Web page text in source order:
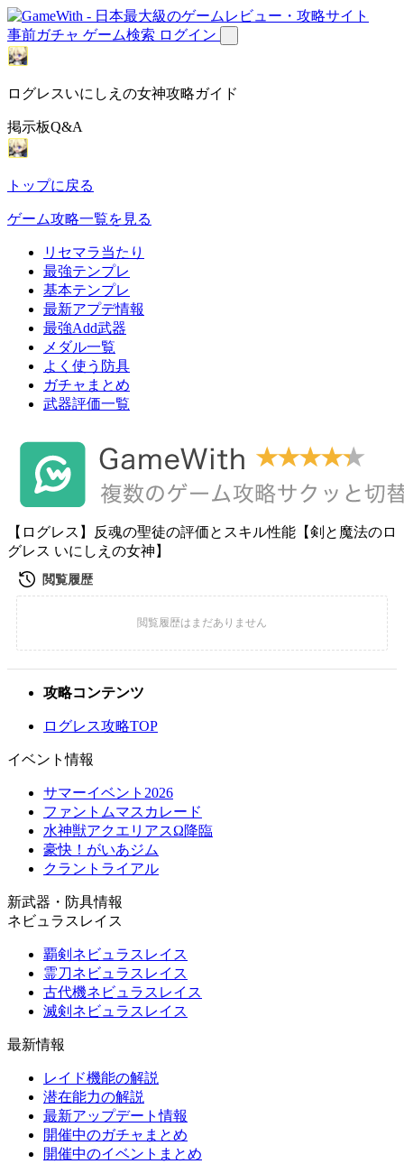
事前ガチャ ゲーム検索 ログイン
ログレスいにしえの女神攻略ガイド
掲示板Q&A
トップに戻る
ゲーム攻略一覧を見る
リセマラ当たり
最強テンプレ
基本テンプレ
最新アプデ情報
最強Add武器
メダル一覧
よく使う防具
ガチャまとめ
武器評価一覧
【ログレス】反魂の聖徒の評価とスキル性能【剣と魔法のロ
グレス いにしえの女神】
攻略コンテンツ
ログレス攻略TOP
イベント情報
サマーイベント2026
ファントムマスカレード
水神獣アクエリアスΩ降臨
豪快！がいあジム
クラントライアル
新武器・防具情報
ネビュラスレイス
覇剣ネビュラスレイス
霊刀ネビュラスレイス
古代機ネビュラスレイス
滅剣ネビュラスレイス
最新情報
レイド機能の解説
潜在能力の解説
最新アップデート情報
開催中のガチャまとめ
開催中のイベントまとめ